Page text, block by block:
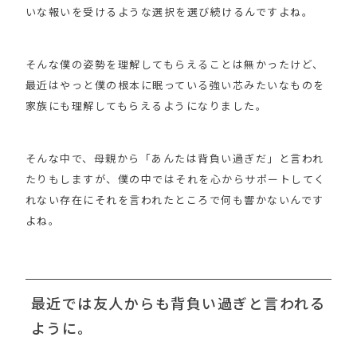
いな報いを受けるような選択を選び続けるんですよね。
そんな僕の姿勢を理解してもらえることは無かったけど、
最近はやっと僕の根本に眠っている強い芯みたいなものを
家族にも理解してもらえるようになりました。
そんな中で、母親から「あんたは背負い過ぎだ」と言われ
たりもしますが、僕の中ではそれを心からサポートしてく
れない存在にそれを言われたところで何も響かないんです
よね。
最近では友人からも背負い過ぎと言われる
ように。